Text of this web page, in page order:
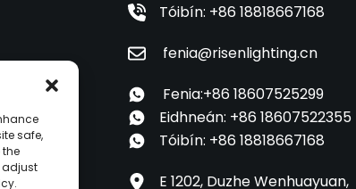
Tóibín: +86 18818667168
fenia@risenlighting.cn
Fenia:+86 18607525299
Eidhneán: +86 18607522355
Tóibín: +86 18818667168
E 1202, Duzhe Wenhuayuan,
safe,
the
adjust